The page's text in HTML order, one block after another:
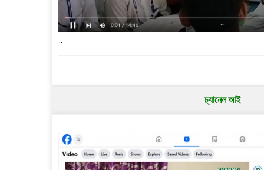
..
চ্যানেল আই